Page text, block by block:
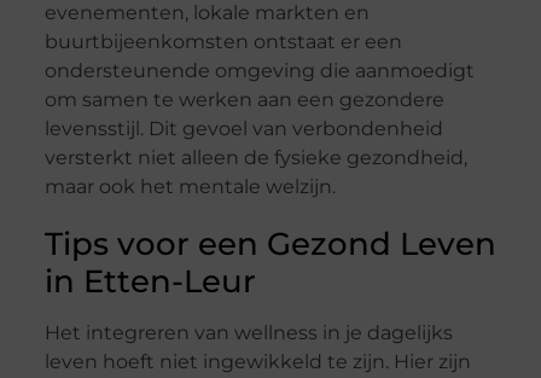
evenementen, lokale markten en
buurtbijeenkomsten ontstaat er een
ondersteunende omgeving die aanmoedigt
om samen te werken aan een gezondere
levensstijl. Dit gevoel van verbondenheid
versterkt niet alleen de fysieke gezondheid,
maar ook het mentale welzijn.
Tips voor een Gezond Leven
in Etten-Leur
Het integreren van wellness in je dagelijks
leven hoeft niet ingewikkeld te zijn. Hier zijn